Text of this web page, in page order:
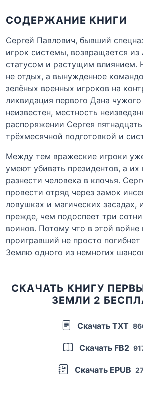
СОДЕРЖАНИЕ КНИГИ
Сергей Павлович, бывший
игрок системы, возвращается из
статусом и растущим влиянием.
не отдых, а вынужденное
зелёных военных игроков на
ликвидация первого Дана
неизвестен, местность
распоряжении Сергея
трёхмесячной подготовкой и
Между тем вражеские игроки
умеют убивать президентов, а их
разнести человека в клочья.
провести отряд через замок
ловушках и магических засадах,
прежде, чем подоспеет три
воинов. Потому что в этой войне
проигравший не просто
Землю одного из немногих
СКАЧАТЬ КНИГУ
ЗЕМЛИ 2
Скачать TXT
Скачать FB2
Скачать EPUB